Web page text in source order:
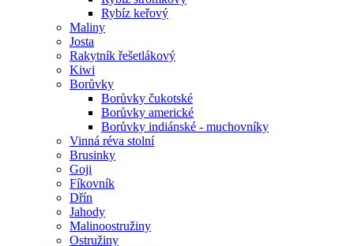
Rybíz keřový
Maliny
Josta
Rakytník řešetlákový
Kiwi
Borůvky
Borůvky čukotské
Borůvky americké
Borůvky indiánské - muchovníky
Vinná réva stolní
Brusinky
Goji
Fíkovník
Dřín
Jahody
Malinoostružiny
Ostružiny